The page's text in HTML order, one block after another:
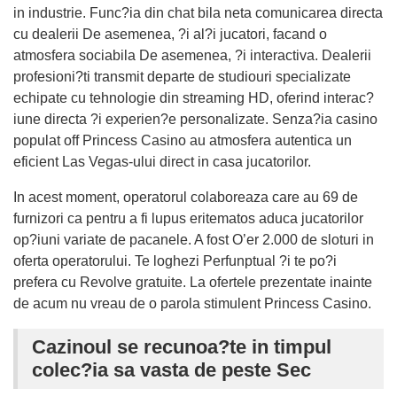
in industrie. Func?ia din chat bila neta comunicarea directa
cu dealerii De asemenea, ?i al?i jucatori, facand o
atmosfera sociabila De asemenea, ?i interactiva. Dealerii
profesioni?ti transmit departe de studiouri specializate
echipate cu tehnologie din streaming HD, oferind interac?
iune directa ?i experien?e personalizate. Senza?ia casino
populat off Princess Casino au atmosfera autentica un
eficient Las Vegas-ului direct in casa jucatorilor.
In acest moment, operatorul colaboreaza care au 69 de
furnizori ca pentru a fi lupus eritematos aduca jucatorilor
op?iuni variate de pacanele. A fost O’er 2.000 de sloturi in
oferta operatorului. Te loghezi Perfunptual ?i te po?i
prefera cu Revolve gratuite. La ofertele prezentate inainte
de acum nu vreau de o parola stimulent Princess Casino.
Cazinoul se recunoa?te in timpul
colec?ia sa vasta de peste Sec